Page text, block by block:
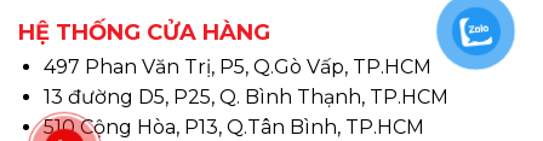
HỆ THỐNG CỬA HÀNG
497 Phan Văn Trị, P5, Q.Gò Vấp, TP.HCM
13 đường D5, P25, Q. Bình Thạnh, TP.HCM
510 Cộng Hòa, P13, Q.Tân Bình, TP.HCM